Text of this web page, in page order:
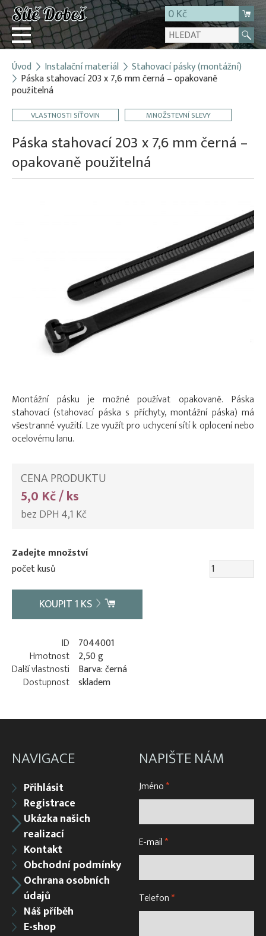
0 Kč
Přihlásit
Registrace
E-shop
O firmě
Kontakt
Úvod Instalační materiál Stahovací pásky (montážní)
Páska stahovací 203 x 7,6 mm černá – opakovaně
použitelná
VLASTNOSTI SÍŤOVIN MNOŽSTEVNÍ SLEVY
Páska stahovací 203 x 7,6 mm černá –
opakovaně použitelná
Montážní pásku je možné používat opakovaně. Páska
stahovací (stahovací páska s příchyty, montážní páska) má
všestranné využití. Lze využít pro uchycení sítí k oplocení nebo
ocelovému lanu.
CENA PRODUKTU
5,0 Kč / ks
bez DPH 4,1 Kč
Zadejte množství
počet kusů
KOUPIT1 KS
ID
7044001
Hmotnost 2,50 g
Další vlastnosti
Barva: černá
Dostupnost skladem
NAVIGACE
Přihlásit
Registrace
Ukázka našich
realizací
Kontakt
Obchodní podmínky
Ochrana osobních
údajů
Náš příběh
E-shop
NAPIŠTE NÁM
Jméno*
E-mail*
Telefon*